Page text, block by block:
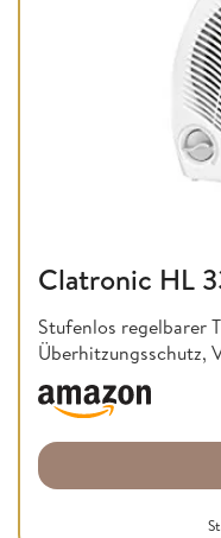
Clatronic HL
Stufenlos regelbarer
Überhitzungsschutz,